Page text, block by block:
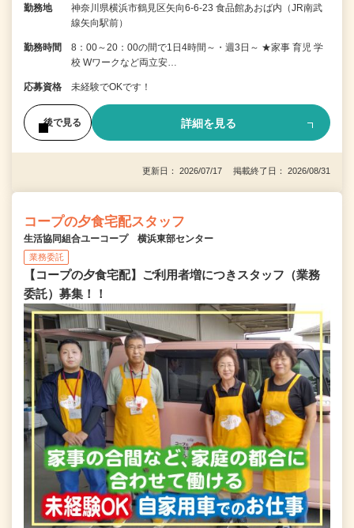
勤務地
神奈川県横浜市鶴見区矢向6-6-23 食品館あおば内（JR南武
線矢向駅前）
勤務時間
8：00～20：00の間で1日4時間～・週3日～ ★家事 育児 学
校 Wワークなど両立安…
応募資格 未経験でOKです！
後で見る 詳細を見る
更新日： 2026/07/17 掲載終了日： 2026/08/31
コープの夕食宅配スタッフ
生活協同組合ユーコープ 横浜東部センター
業務委託
【コープの夕食宅配】ご利用者増につきスタッフ（業務
委託）募集！！